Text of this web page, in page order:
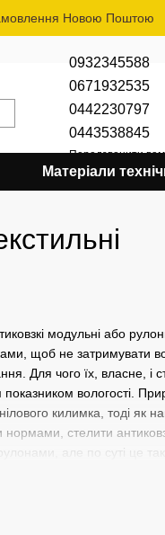
Новою Поштою
0932345588
0671932535
0442230797
0443538845
Передзвонити
Матеріали
модульні або
щоб не затримувати
Для чого їх, власне, і
вологості.
килимка, тоді як
стелити
але по суті це